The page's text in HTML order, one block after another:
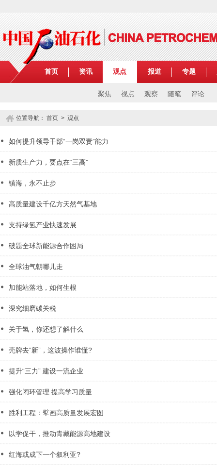
首页 资讯 观点
聚焦 视点 观察 随笔 评论
报道 专题
位置导航： 首页 > 观点
如何提升领导干部“一岗双责”能力
新质生产力，要点在“三高”
镇海，永不止步
高质量建设千亿方天然气基地
支持绿氢产业快速发展
破题全球新能源合作困局
全球油气朝哪儿走
加能站落地，如何生根
深究细磨碳关税
关于氢，你还想了解什么
壳牌去“新”，这波操作谁懂?
提升“三力” 建设一流企业
强化闭环管理 提高学习质量
胜利工程：擘画高质量发展宏图
以学促干，推动青藏能源高地建设
红海或成下一个叙利亚?